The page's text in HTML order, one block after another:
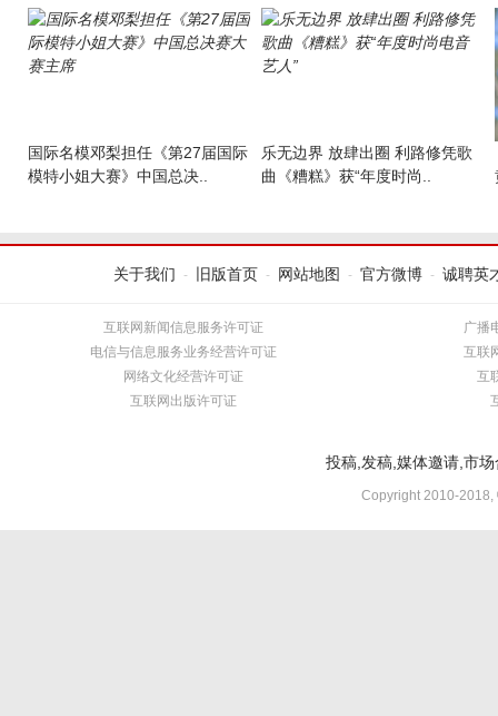
国际名模邓梨担任《第27届国际
模特小姐大赛》中国总决..
乐无边界 放肆出圈 利路修凭歌
曲《糟糕》获“年度时尚..
关于我们 - 旧版首页 - 网站地图 - 官方微博 - 诚聘英
互联网新闻信息服务许可证
电信与信息服务业务经营许可证
网络文化经营许可证
互联网出版许可证
广播
互联
互
投稿,发稿,媒体邀请,市
Copyright 2010-2018,